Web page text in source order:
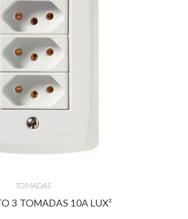
TOMADAS
3 TOMADAS 10A LUX²